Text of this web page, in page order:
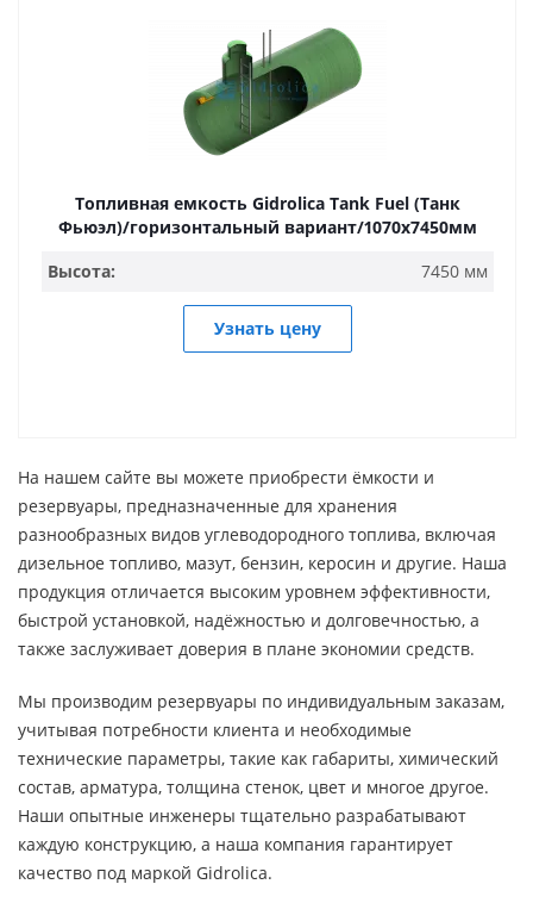
Топливная емкость Gidrolica Tank Fuel (Танк
Фьюэл)/горизонтальный вариант/1070х7450мм
Высота:
7450 мм
Узнать цену
На нашем сайте вы можете приобрести ёмкости и
резервуары, предназначенные для хранения
разнообразных видов углеводородного топлива, включая
дизельное топливо, мазут, бензин, керосин и другие. Наша
продукция отличается высоким уровнем эффективности,
быстрой установкой, надёжностью и долговечностью, а
также заслуживает доверия в плане экономии средств.
Мы производим резервуары по индивидуальным заказам,
учитывая потребности клиента и необходимые
технические параметры, такие как габариты, химический
состав, арматура, толщина стенок, цвет и многое другое.
Наши опытные инженеры тщательно разрабатывают
каждую конструкцию, а наша компания гарантирует
качество под маркой Gidrolica.